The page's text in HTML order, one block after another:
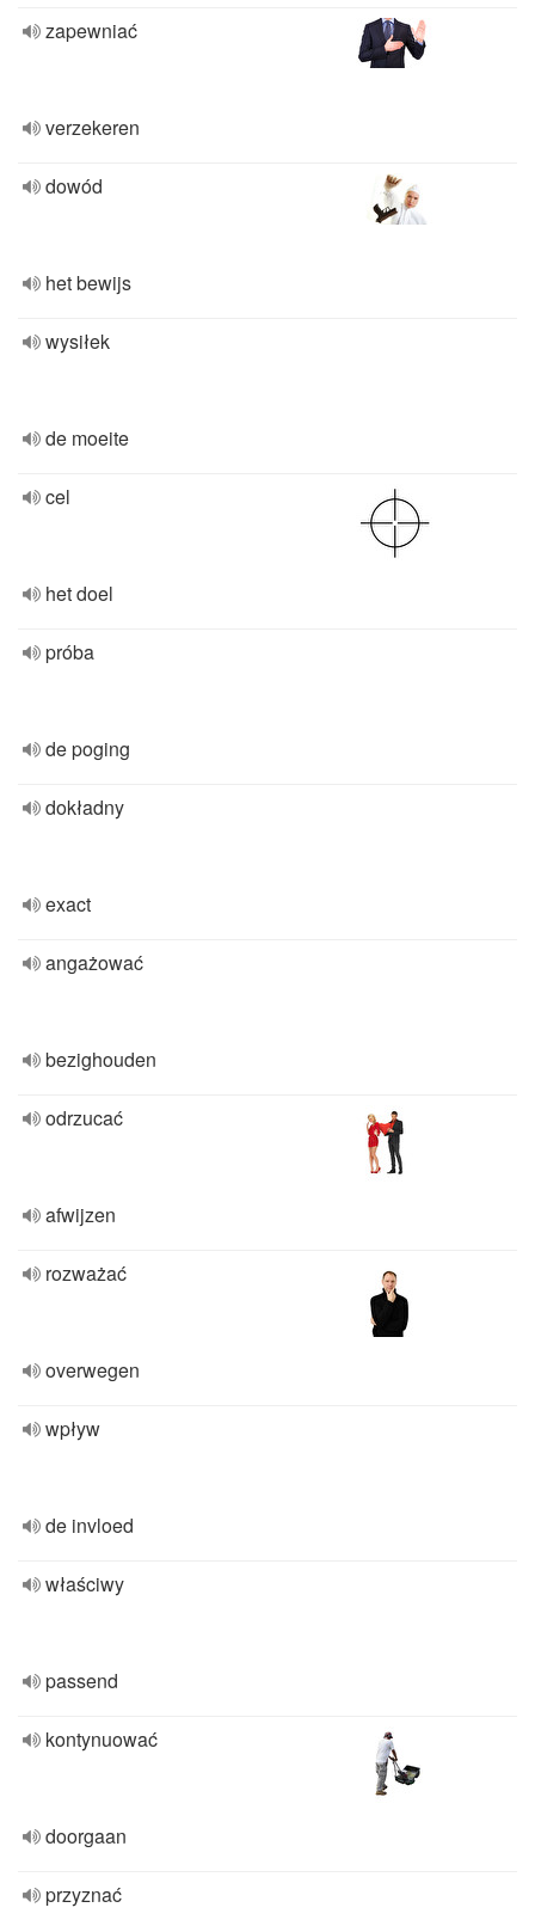
zapewniać
verzekeren
dowód
het bewijs
wysiłek
de moeite
cel
het doel
próba
de poging
dokładny
exact
angażować
bezighouden
odrzucać
afwijzen
rozważać
overwegen
wpływ
de invloed
właściwy
passend
kontynuować
doorgaan
przyznać